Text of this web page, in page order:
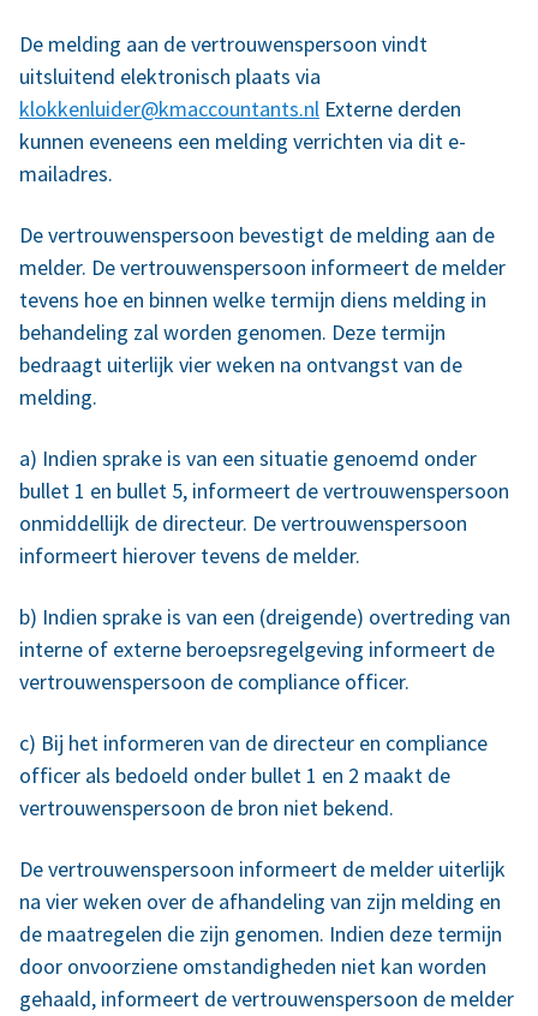
De melding aan de vertrouwenspersoon vindt
uitsluitend elektronisch plaats via
klokkenluider@kmaccountants.nl Externe derden
kunnen eveneens een melding verrichten via dit e-
mailadres.
De vertrouwenspersoon bevestigt de melding aan de
melder. De vertrouwenspersoon informeert de melder
tevens hoe en binnen welke termijn diens melding in
behandeling zal worden genomen. Deze termijn
bedraagt uiterlijk vier weken na ontvangst van de
melding.
a) Indien sprake is van een situatie genoemd onder
bullet 1 en bullet 5, informeert de vertrouwenspersoon
onmiddellijk de directeur. De vertrouwenspersoon
informeert hierover tevens de melder.
b) Indien sprake is van een (dreigende) overtreding van
interne of externe beroepsregelgeving informeert de
vertrouwenspersoon de compliance officer.
c) Bij het informeren van de directeur en compliance
officer als bedoeld onder bullet 1 en 2 maakt de
vertrouwenspersoon de bron niet bekend.
De vertrouwenspersoon informeert de melder uiterlijk
na vier weken over de afhandeling van zijn melding en
de maatregelen die zijn genomen. Indien deze termijn
door onvoorziene omstandigheden niet kan worden
gehaald, informeert de vertrouwenspersoon de melder